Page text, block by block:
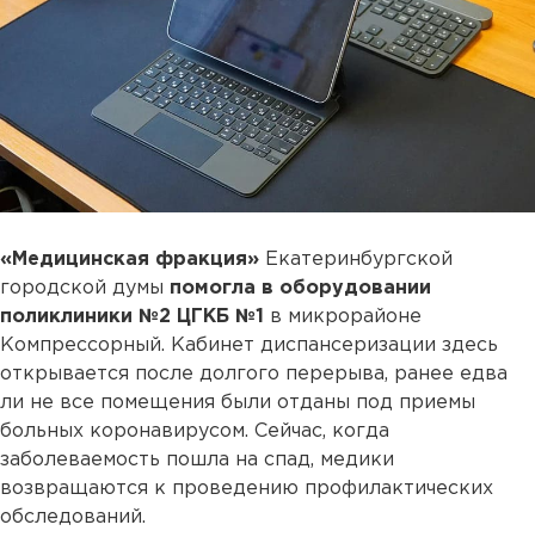
«Медицинская фракция» Екатеринбургской
городской думы помогла в оборудовании
поликлиники №2 ЦГКБ №1 в микрорайоне
Компрессорный. Кабинет диспансеризации здесь
открывается после долгого перерыва, ранее едва
ли не все помещения были отданы под приемы
больных коронавирусом. Сейчас, когда
заболеваемость пошла на спад, медики
возвращаются к проведению профилактических
обследований.